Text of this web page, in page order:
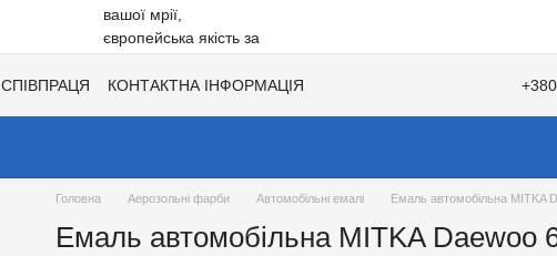
СПІВПРАЦЯ
КОНТАКТНА ІНФОРМАЦІЯ
Головна Аерозольні фарби Автомобільні емалі Емаль автомобільна MITKA
Емаль автомобільна MITKA Daewoo